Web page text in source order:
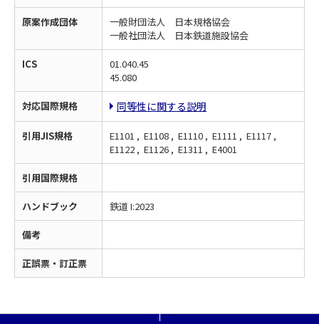
原案作成団体
一般財団法人 日本規格協会
一般社団法人 日本鉄道施設協会
ICS
01.040.45
45.080
対応国際規格 同等性に関する説明
引用JIS規格
E1101 , E1108 , E1110 , E1111 , E1117 ,
E1122 , E1126 , E1311 , E4001
引用国際規格
ハンドブック 鉄道 I:2023
備考
正誤票・訂正票